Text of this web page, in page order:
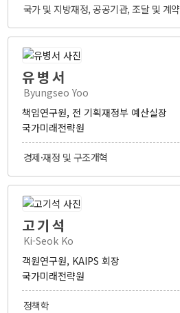
국가 및 지방재정, 공공기관, 조달 및 계약
유병서
Byungseo Yoo
책임연구원, 전 기획재정부 예산실장
국가미래전략원
경제·재정 및 구조개혁
고기석
Ki-Seok Ko
객원연구원, KAIPS 회장
국가미래전략원
정책학